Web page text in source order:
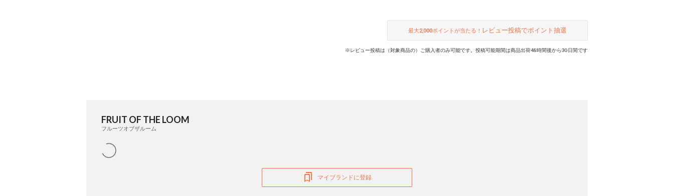
最大2,000ポイントが当たる！ レビュー投稿でポイント抽選
※レビュー投稿は（対象商品の）ご購入者のみ可能です。投稿可能期間は商品出荷48時間後から30日間です
FRUIT OF THE LOOM
フルーツオブザルーム
マイブランドに登録